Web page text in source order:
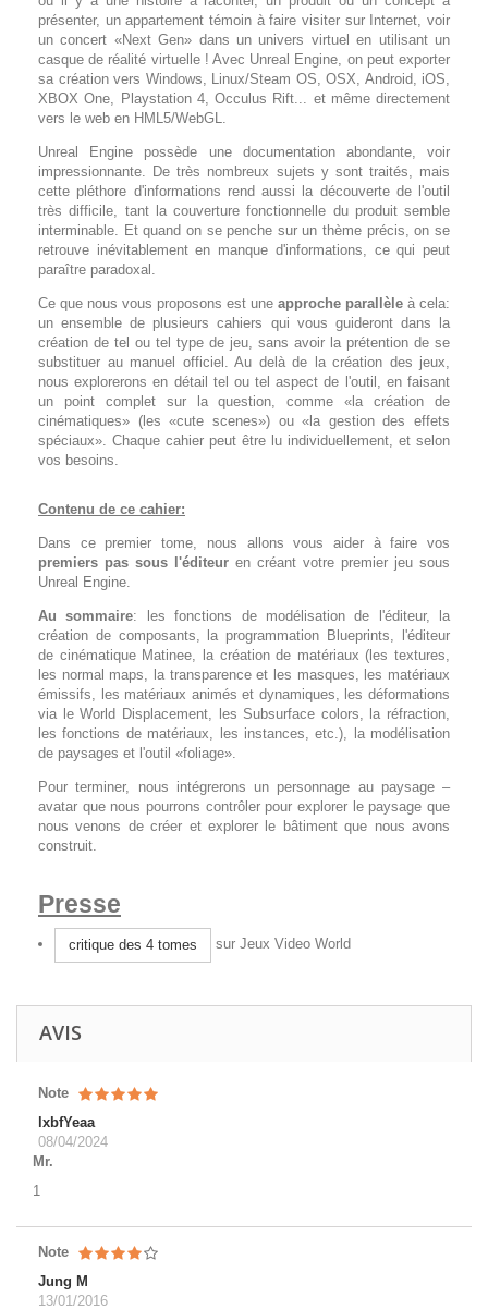
présenter, un appartement témoin à faire visiter sur Internet, voir
un concert «Next Gen» dans un univers virtuel en utilisant un
casque de réalité virtuelle ! Avec Unreal Engine, on peut exporter
sa création vers Windows, Linux/Steam OS, OSX, Android, iOS,
XBOX One, Playstation 4, Occulus Rift... et même directement
vers le web en HML5/WebGL.
Unreal Engine possède une documentation abondante, voir
impressionnante. De très nombreux sujets y sont traités, mais
cette pléthore d'informations rend aussi la découverte de l'outil
très difficile, tant la couverture fonctionnelle du produit semble
interminable. Et quand on se penche sur un thème précis, on se
retrouve inévitablement en manque d'informations, ce qui peut
paraître paradoxal.
Ce que nous vous proposons est une approche parallèle à cela:
un ensemble de plusieurs cahiers qui vous guideront dans la
création de tel ou tel type de jeu, sans avoir la prétention de se
substituer au manuel officiel. Au delà de la création des jeux,
nous explorerons en détail tel ou tel aspect de l'outil, en faisant
un point complet sur la question, comme «la création de
cinématiques» (les «cute scenes») ou «la gestion des effets
spéciaux». Chaque cahier peut être lu individuellement, et selon
vos besoins.
Contenu de ce cahier:
Dans ce premier tome, nous allons vous aider à faire vos
premiers pas sous l'éditeur en créant votre premier jeu sous
Unreal Engine.
Au sommaire: les fonctions de modélisation de l'éditeur, la
création de composants, la programmation Blueprints, l'éditeur
de cinématique Matinee, la création de matériaux (les textures,
les normal maps, la transparence et les masques, les matériaux
émissifs, les matériaux animés et dynamiques, les déformations
via le World Displacement, les Subsurface colors, la réfraction,
les fonctions de matériaux, les instances, etc.), la modélisation
de paysages et l'outil «foliage».
Pour terminer, nous intégrerons un personnage au paysage –
avatar que nous pourrons contrôler pour explorer le paysage que
nous venons de créer et explorer le bâtiment que nous avons
construit.
Presse
critique des 4 tomes sur Jeux Video World
AVIS
Note
lxbfYeaa
08/04/2024
Mr.
1
Note
Jung M
13/01/2016